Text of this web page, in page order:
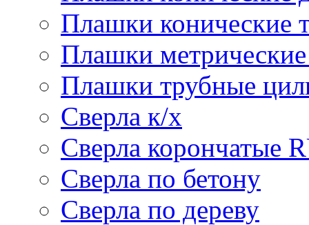
Плашки конические
Плашки
Плашки трубные
Сверла к/х
Сверла корончатые
Сверла по бетону
Сверла по дереву